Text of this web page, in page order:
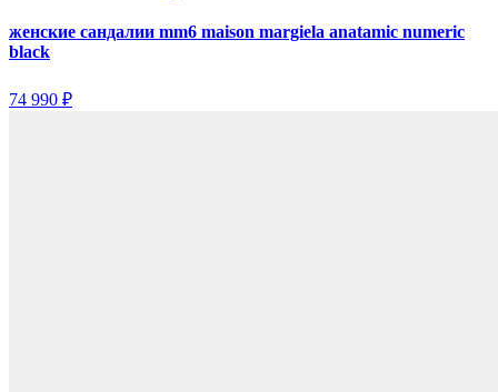
женские сандалии mm6 maison margiela anatamic numeric
black
74 990 ₽